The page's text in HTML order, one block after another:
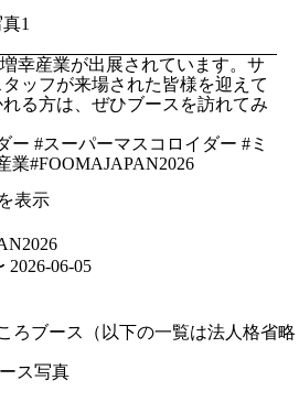
幸産業が出展されています。サ
ッフが来場された皆様を迎えて
る方は、ぜひブースを訪れてみ
ー #スーパーマスコロイダー #ミ
業#FOOMAJAPAN2026
表示
2026-06-05
ろブース
（以下の一覧は法人格省略